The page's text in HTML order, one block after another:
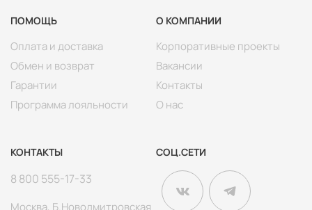
ПОМОЩЬ
Оплата и доставка
Обмен и возврат
Гарантии
Программа лояльности
О КОМПАНИИ
Корпоративные проекты
Вакансии
Контакты
О нас
КОНТАКТЫ
8 800 555-17-33
Москва, Б.Новодмитровская
СОЦ.СЕТИ